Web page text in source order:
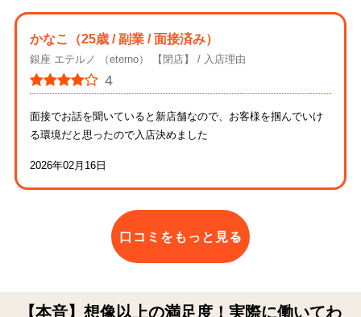
かなこ （25歳 / 副業 / 面接済み）
銀座 エテルノ （eterno） 【閉店】 入店理由
4
面接でお話を聞いていると新店舗なので、お客様を掴んでいけ
る環境だと思ったので入店決めました
2026年02月16日
口コミをもっと見る
【本音】想像以上の満足度！実際に働いてわ